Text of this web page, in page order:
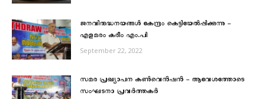
ജനവിരുദ്ധനയങ്ങൾ കേന്ദ്രം കെട്ടിയേൽപ്പിക്കുന്നു –
എളമരം കരീം എം.പി
September 22, 2022
സമര പ്രഖ്യാപന കൺവെൻഷൻ – ആവേശത്തോടെ
സംഘടനാ പ്രവർത്തകർ